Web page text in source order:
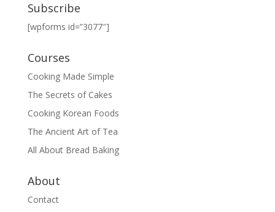
Subscribe
[wpforms id=”3077″]
Courses
Cooking Made Simple
The Secrets of Cakes
Cooking Korean Foods
The Ancient Art of Tea
All About Bread Baking
About
Contact